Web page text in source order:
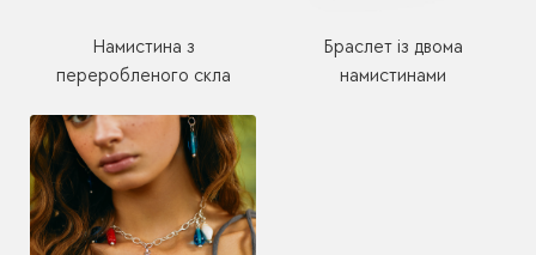
Намистина з
переробленого скла
Браслет із двома
намистинами